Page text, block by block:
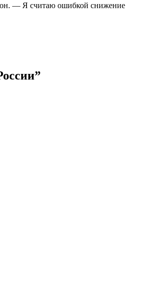
он. — Я считаю ошибкой снижение